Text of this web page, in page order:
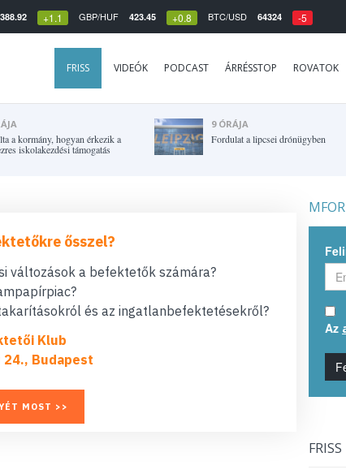
388.92 +1.1 GBP/HUF 423.45 +0.8 BTC/USD 64324 -5
FRISS VIDEÓK PODCAST ÁRRÉSSTOP ROVATOK
a kormány, hogyan érkezik a
iskolakezdési támogatás
9 ÓRÁJA
Fordulat a lipcsei drónügyben
ősszel?
változások a befektetők számára?
és az ingatlanbefektetésekről?
Klub
Budapest
MOST >>
Az
FRISS